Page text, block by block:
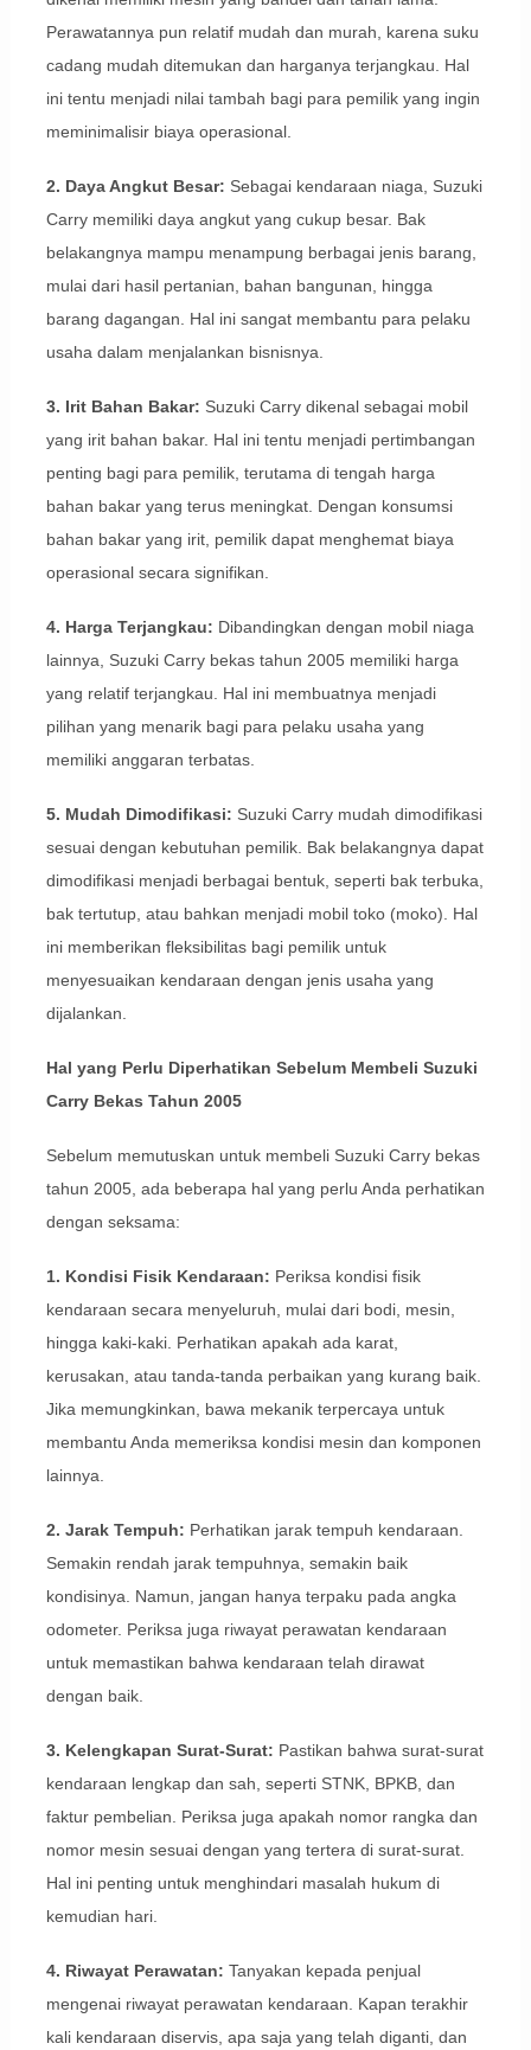
Perawatannya pun relatif mudah dan murah, karena suku
cadang mudah ditemukan dan harganya terjangkau. Hal
ini tentu menjadi nilai tambah bagi para pemilik yang ingin
meminimalisir biaya operasional.
2. Daya Angkut Besar: Sebagai kendaraan niaga, Suzuki
Carry memiliki daya angkut yang cukup besar. Bak
belakangnya mampu menampung berbagai jenis barang,
mulai dari hasil pertanian, bahan bangunan, hingga
barang dagangan. Hal ini sangat membantu para pelaku
usaha dalam menjalankan bisnisnya.
3. Irit Bahan Bakar: Suzuki Carry dikenal sebagai mobil
yang irit bahan bakar. Hal ini tentu menjadi pertimbangan
penting bagi para pemilik, terutama di tengah harga
bahan bakar yang terus meningkat. Dengan konsumsi
bahan bakar yang irit, pemilik dapat menghemat biaya
operasional secara signifikan.
4. Harga Terjangkau: Dibandingkan dengan mobil niaga
lainnya, Suzuki Carry bekas tahun 2005 memiliki harga
yang relatif terjangkau. Hal ini membuatnya menjadi
pilihan yang menarik bagi para pelaku usaha yang
memiliki anggaran terbatas.
5. Mudah Dimodifikasi: Suzuki Carry mudah dimodifikasi
sesuai dengan kebutuhan pemilik. Bak belakangnya dapat
dimodifikasi menjadi berbagai bentuk, seperti bak terbuka,
bak tertutup, atau bahkan menjadi mobil toko (moko). Hal
ini memberikan fleksibilitas bagi pemilik untuk
menyesuaikan kendaraan dengan jenis usaha yang
dijalankan.
Hal yang Perlu Diperhatikan Sebelum Membeli Suzuki
Carry Bekas Tahun 2005
Sebelum memutuskan untuk membeli Suzuki Carry bekas
tahun 2005, ada beberapa hal yang perlu Anda perhatikan
dengan seksama:
1. Kondisi Fisik Kendaraan: Periksa kondisi fisik
kendaraan secara menyeluruh, mulai dari bodi, mesin,
hingga kaki-kaki. Perhatikan apakah ada karat,
kerusakan, atau tanda-tanda perbaikan yang kurang baik.
Jika memungkinkan, bawa mekanik terpercaya untuk
membantu Anda memeriksa kondisi mesin dan komponen
lainnya.
2. Jarak Tempuh: Perhatikan jarak tempuh kendaraan.
Semakin rendah jarak tempuhnya, semakin baik
kondisinya. Namun, jangan hanya terpaku pada angka
odometer. Periksa juga riwayat perawatan kendaraan
untuk memastikan bahwa kendaraan telah dirawat
dengan baik.
3. Kelengkapan Surat-Surat: Pastikan bahwa surat-surat
kendaraan lengkap dan sah, seperti STNK, BPKB, dan
faktur pembelian. Periksa juga apakah nomor rangka dan
nomor mesin sesuai dengan yang tertera di surat-surat.
Hal ini penting untuk menghindari masalah hukum di
kemudian hari.
4. Riwayat Perawatan: Tanyakan kepada penjual
mengenai riwayat perawatan kendaraan. Kapan terakhir
kali kendaraan diservis, apa saja yang telah diganti, dan